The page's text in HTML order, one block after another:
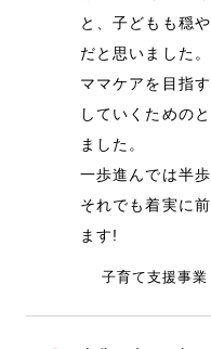
と、子どもも穏
だと思いました。
ママケアを目指
していくための
ました。
一歩進んでは半
それでも着実に
ます!
子育て支援事